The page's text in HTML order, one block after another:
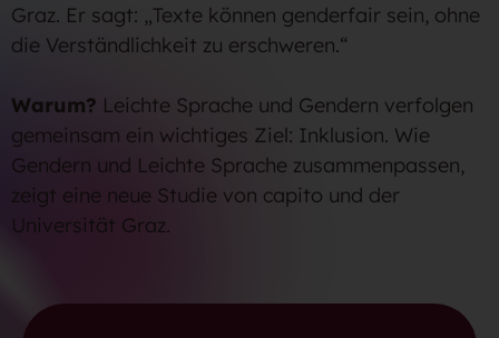
Graz. Er sagt: „Texte können genderfair sein, ohne
die Verständlichkeit zu erschweren.“
Warum? Leichte Sprache und Gendern verfolgen
gemeinsam ein wichtiges Ziel: Inklusion. Wie
Gendern und Leichte Sprache zusammenpassen,
zeigt eine neue Studie von capito und der
Universität Graz.